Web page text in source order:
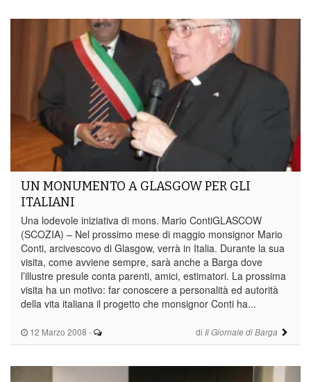
12 Marzo 2008 - di Il Giornale di Barga
UN MONUMENTO A GLASGOW PER GLI
ITALIANI
Una lodevole iniziativa di mons. Mario ContiGLASCOW
(SCOZIA) – Nel prossimo mese di maggio monsignor Mario
Conti, arcivescovo di Glasgow, verrà in Italia. Durante la sua
visita, come avviene sempre, sarà anche a Barga dove
l’illustre presule conta parenti, amici, estimatori. La prossima
visita ha un motivo: far conoscere a personalità ed autorità
della vita italiana il progetto che monsignor Conti ha...